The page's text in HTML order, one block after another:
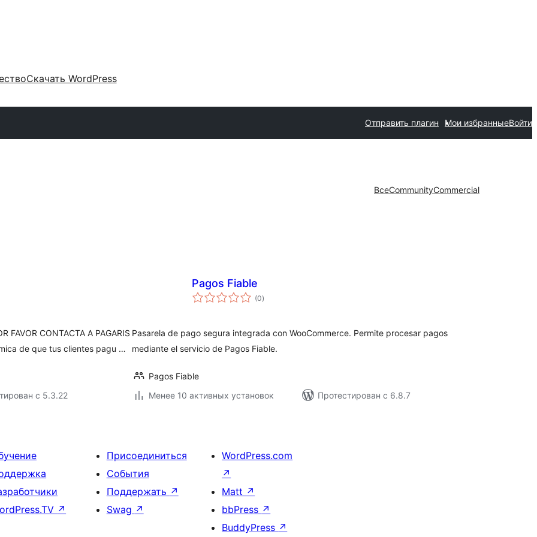
Скачать WordPress
Отправить плагин Мои избранныеВойти
ВсеCommunityCommercial
FAVOR CONTACTA A PAGARIS
de que tus clientes pagu …
с 5.3.22
Pagos Fiable
(0общий
рейтинг
)
Pasarela de pago segura integrada con WooCommerce. Permite procesar pagos
mediante el servicio de Pagos Fiable.
Pagos Fiable
Менее 10 активных установок
Протестирован с 6.8.7
↗
Присоединиться
События
Поддержать ↗
Swag ↗
WordPress.com
↗
Matt ↗
bbPress ↗
BuddyPress ↗